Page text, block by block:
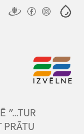
IZVĒLNE
"...TUR